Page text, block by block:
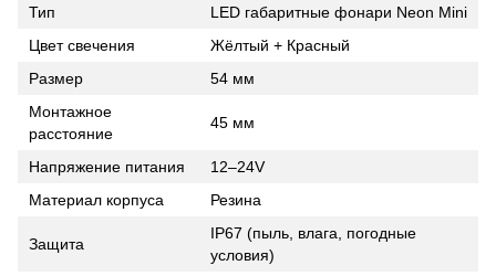
Тип
LED габаритные фонари Neon Mini
Цвет свечения
Жёлтый + Красный
Размер
54 мм
Монтажное
расстояние
45 мм
Напряжение питания
12–24V
Материал корпуса
Резина
Защита
IP67 (пыль, влага, погодные
условия)